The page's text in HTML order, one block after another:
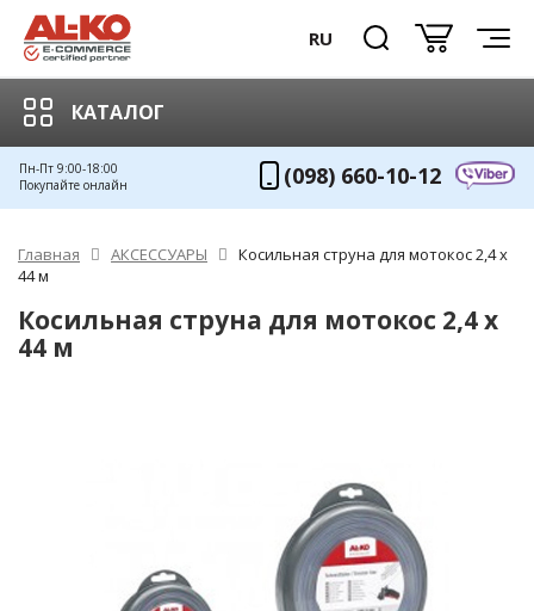
RU
КАТАЛОГ
Пн-Пт 9:00-18:00
Покупайте онлайн
(098) 660-10-12
Главная АКСЕССУАРЫ
Косильная струна для мотокос 2,4 х
44 м
Косильная струна для мотокос 2,4 х
44 м